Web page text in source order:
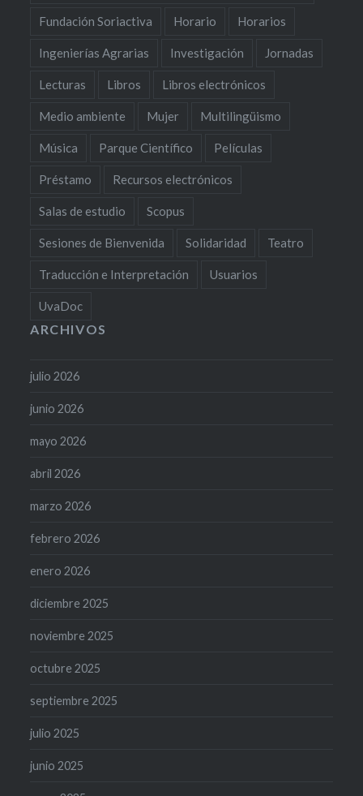
Fundación Soriactiva Horario Horarios
Ingenierías Agrarias Investigación Jornadas
Lecturas Libros Libros electrónicos
Medio ambiente Mujer Multilingüismo
Música Parque Científico Películas
Préstamo Recursos electrónicos
Salas de estudio Scopus
Sesiones de Bienvenida Solidaridad Teatro
Traducción e Interpretación Usuarios
UvaDoc
ARCHIVOS
julio 2026
junio 2026
mayo 2026
abril 2026
marzo 2026
febrero 2026
enero 2026
diciembre 2025
noviembre 2025
octubre 2025
septiembre 2025
julio 2025
junio 2025